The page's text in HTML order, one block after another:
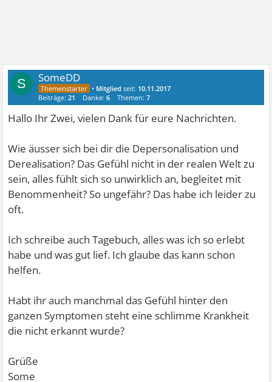
S SomeDD
• Mitglied seit: 10.11.2017
Beiträge:21 Danke:6 Themen:7
Hallo Ihr Zwei, vielen Dank für eure Nachrichten.
Wie äusser sich bei dir die Depersonalisation und
Derealisation? Das Gefühl nicht in der realen Welt zu
sein, alles fühlt sich so unwirklich an, begleitet mit
Benommenheit? So ungefähr? Das habe ich leider zu
oft.
Ich schreibe auch Tagebuch, alles was ich so erlebt
habe und was gut lief. Ich glaube das kann schon
helfen.
Habt ihr auch manchmal das Gefühl hinter den
ganzen Symptomen steht eine schlimme Krankheit
die nicht erkannt wurde?
Grüße
Some